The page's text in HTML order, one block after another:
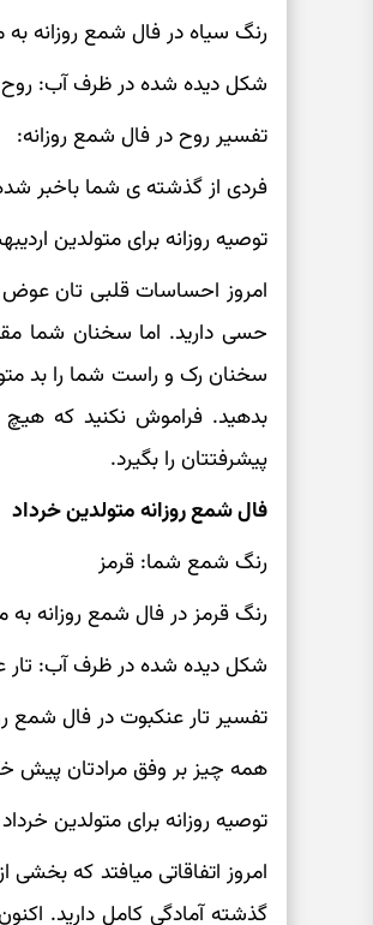
رنگ سیاه در فال شمع روزانه
شکل دیده شده در ظرف آب: روح
تفسیر روح در فال شمع روزانه:
فردی از گذشته ی شما باخبر
توصیه روزانه برای متولدین
امروز احساسات قلبی تان
حسی دارید. اما سخنان شما
سخنان رک و راست شما را بد
بدهید. فراموش نکنید که
پیشرفتتان را بگیرد.
فال شمع روزانه متولدین خرداد
رنگ شمع شما: قرمز
رنگ قرمز در فال شمع روزانه
شکل دیده شده در ظرف آب: تار
تفسیر تار عنکبوت در فال شمع
همه چیز بر وفق مرادتان پیش
توصیه روزانه برای متولدین خرداد
امروز اتفاقاتی میافتد که
گذشته آمادگی کامل دارید.